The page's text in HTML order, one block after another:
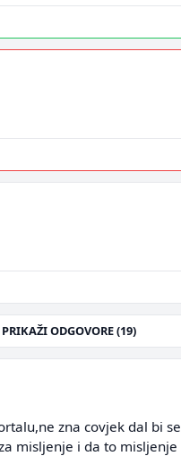
PRIKAŽI ODGOVORE (19)
zna covjek dal bi
misljenje i da to